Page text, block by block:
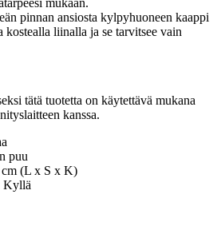
mukaan.
pinnan ansiosta kylpyhuoneen kaappi
kostealla liinalla ja se tarvitsee vain
tätä tuotetta on käytettävä mukana
kanssa.
puu
(L x S x K)
Kyllä